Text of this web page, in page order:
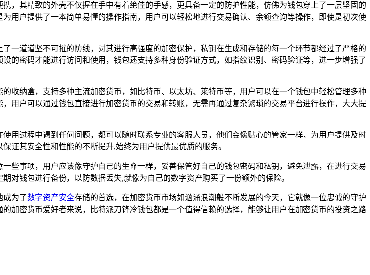
，其精致的外壳不仅握在手中有着绝佳的手感，更具备一定的防护性能，仿佛为钱包穿上了一层坚固的
用户提供了一本简单易懂的操作指南，用户可以轻松地进行交易确认、余额查询等操作，即使是初次使
一道道坚不可摧的防线，对其进行高强度的加密保护，私钥在生成和存储的每一个环节都经过了严格的
的密码才能进行访问和使用，钱包还支持多种身份验证方式，如指纹识别、密码验证等，进一步增强了
收纳盒，支持多种主流加密货币，如比特币、以太坊、莱特币等，用户可以在一个钱包中轻松管理多种
用户可以通过钱包直接进行加密货币的交易和转账，无需再通过复杂繁琐的交易平台进行操作，大大提
用过程中遇到任何问题，都可以随时联系专业的客服人员，他们会像贴心的管家一样，为用户提供及时
证其安全性和性能的不断提升,始终为用户提供最优质的服务。
些事项，用户应该像守护自己的生命一样，妥善保管好自己的钱包密码和私钥，避免泄露，在进行交易
对钱包进行备份，以防数据丢失,就像为自己的数字资产购买了一份额外的保险。
成为了数字资产安全存储的首选，在加密货币市场如汹涌浪潮般不断发展的今天，它就像一位忠诚的守护
加密货币爱好者来说，比特派刀锋冷钱包都是一个值得信赖的选择，能够让用户在加密货币的投资之路